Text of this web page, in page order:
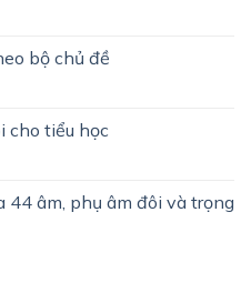
bộ chủ đề
cho tiểu học
44 âm, phụ âm đôi và trọng